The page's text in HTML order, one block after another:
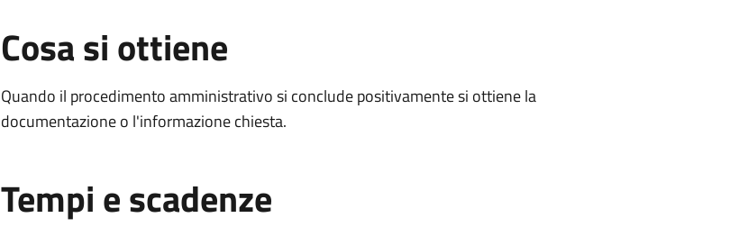
Cosa si ottiene
Quando il procedimento amministrativo si conclude positivamente si ottiene la
documentazione o l'informazione chiesta.
Tempi e scadenze